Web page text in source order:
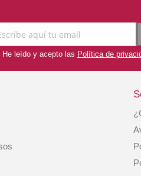
Royal Canin Pienso
15,99
He leído y acepto las Política de